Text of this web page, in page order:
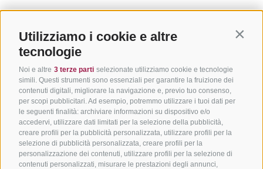
Utilizziamo i cookie e altre
tecnologie
Noi e altre 3 terze parti selezionate utilizziamo cookie e tecnologie
simili. Questi strumenti sono essenziali per garantire la fruizione dei
contenuti digitali, migliorare la navigazione e, previo tuo consenso,
per scopi pubblicitari. Ad esempio, potremmo utilizzare i tuoi dati per
le seguenti finalità: archiviare informazioni su dispositivo e/o
accedervi, utilizzare dati limitati per la selezione della pubblicità,
creare profili per la pubblicità personalizzata, utilizzare profili per la
selezione di pubblicità personalizzata, creare profili per la
personalizzazione dei contenuti, utilizzare profili per la selezione di
contenuti personalizzati, misurare le prestazioni degli annunci,